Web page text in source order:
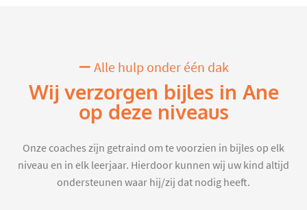
Alle hulp onder één dak
Wij verzorgen bijles in Ane
op deze niveaus
Onze coaches zijn getraind om te voorzien in bijles op elk
niveau en in elk leerjaar. Hierdoor kunnen wij uw kind altijd
ondersteunen waar hij/zij dat nodig heeft.